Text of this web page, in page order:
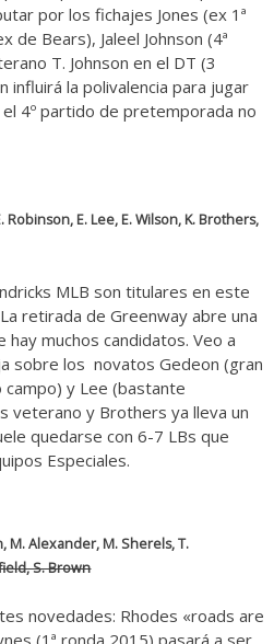
por los fichajes Jones (ex 1ª
de Bears), Jaleel Johnson (4ª
T. Johnson en el DT (3
influirá la polivalencia para jugar
4º partido de pretemporada no
Robinson, E. Lee, E. Wilson, K. Brothers,
MLB son titulares en este
retirada de Greenway abre una
hay muchos candidatos. Veo a
sobre los novatos Gedeon (gran
campo) y Lee (bastante
veterano y Brothers ya lleva un
quedarse con 6-7 LBs que
Especiales.
M. Alexander, M. Sherels, T.
S. Brown
novedades: Rhodes «roads are